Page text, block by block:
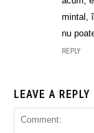
mintal,
nu
REPLY
LEAVE A REPLY